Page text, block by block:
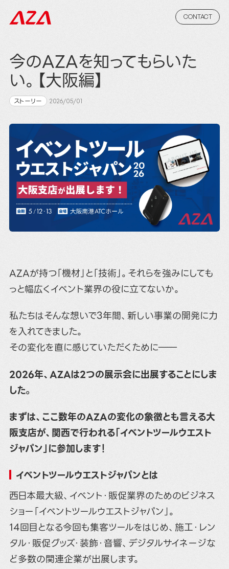
CONTACT
今のAZAを知ってもらいた
い。【大阪編】
ストーリー 2026/05/01
AZAが持つ「機材」と「技術」。それらを強みにしても
っと幅広くイベント業界の役に立てないか。
私たちはそんな想いで3年間、新しい事業の開発に力
を入れてきました。
その変化を直に感じていただくために――
2026年、AZAは2つの展示会に出展することにしま
した。
まずは、ここ数年のAZAの変化の象徴とも言える大
阪支店が、関西で行われる「イベントツールウエスト
ジャパン」に参加します！
イベントツールウエストジャパンとは
西日本最大級、イベント・販促業界のためのビジネス
ショー「イベントツールウエストジャパン」。
14回目となる今回も集客ツールをはじめ、施工・レン
タル・販促グッズ・装飾・音響、デジタルサイネージな
ど多数の関連企業が出展します。